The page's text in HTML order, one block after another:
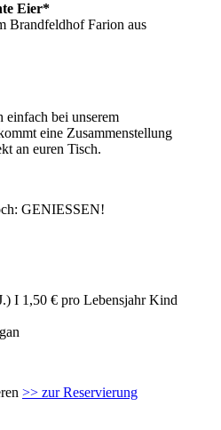
Eier*
Brandfeldhof Farion aus
einfach bei unserem
eine Zusammenstellung
an euren Tisch.
GENIESSEN!
I 1,50 € pro Lebensjahr Kind
>> zur Reservierung